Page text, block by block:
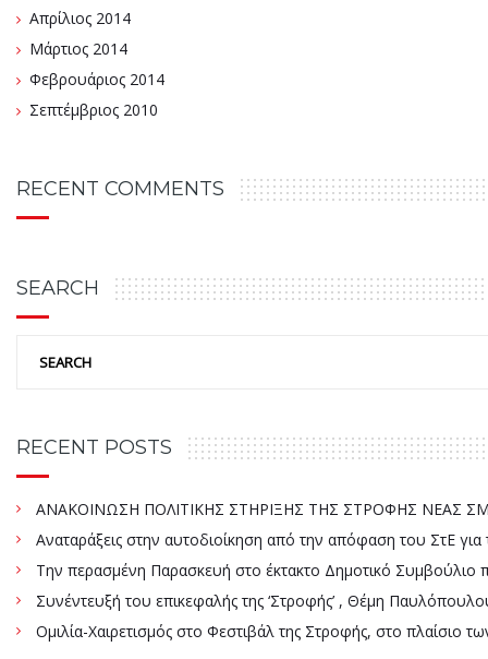
Απρίλιος 2014
Μάρτιος 2014
Φεβρουάριος 2014
Σεπτέμβριος 2010
RECENT COMMENTS
SEARCH
RECENT POSTS
ΑΝΑΚΟΙΝΩΣΗ ΠΟΛΙΤΙΚΗΣ ΣΤΗΡΙΞΗΣ ΤΗΣ ΣΤΡΟΦΗΣ ΝΕΑΣ
Αναταράξεις στην αυτοδιοίκηση από την απόφαση του ΣτΕ
Την περασμένη Παρασκευή στο έκτακτο Δημοτικό Συμβούλιο
Συνέντευξή του επικεφαλής της ‘Στροφής’ , Θέμη
Ομιλία-Χαιρετισμός στο Φεστιβάλ της Στροφής, στο πλαίσιο